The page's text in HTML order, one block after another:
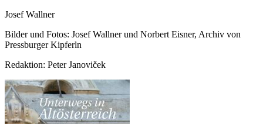
Josef Wallner
Bilder und Fotos: Josef Wallner und Norbert Eisner, Archiv von
Pressburger Kipferln
Redaktion: Peter Janoviček